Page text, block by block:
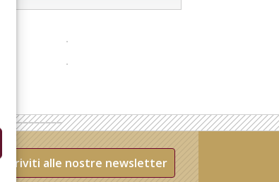
Iscriviti alle nostre newsletter